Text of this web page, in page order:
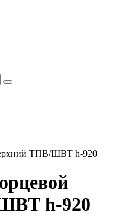
ТПВ/ШВТ h-920
h-920